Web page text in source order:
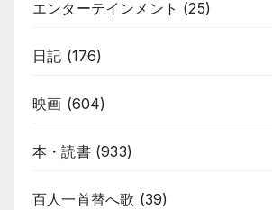
エンターテインメント (25)
日記 (176)
映画 (604)
本・読書(933)
百人一首替へ歌 (39)